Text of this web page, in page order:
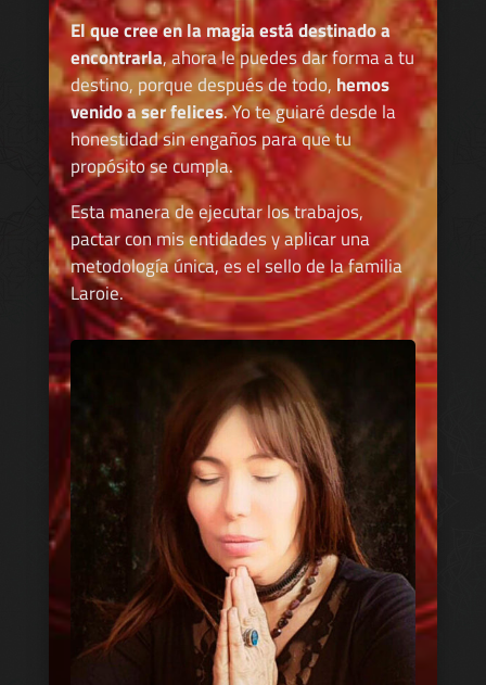
El que cree en la magia está destinado a
encontrarla, ahora le puedes dar forma a tu
destino, porque después de todo, hemos
venido a ser felices. Yo te guiaré desde la
honestidad sin engaños para que tu
propósito se cumpla.
Esta manera de ejecutar los trabajos,
pactar con mis entidades y aplicar una
metodología única, es el sello de la familia
Laroie.